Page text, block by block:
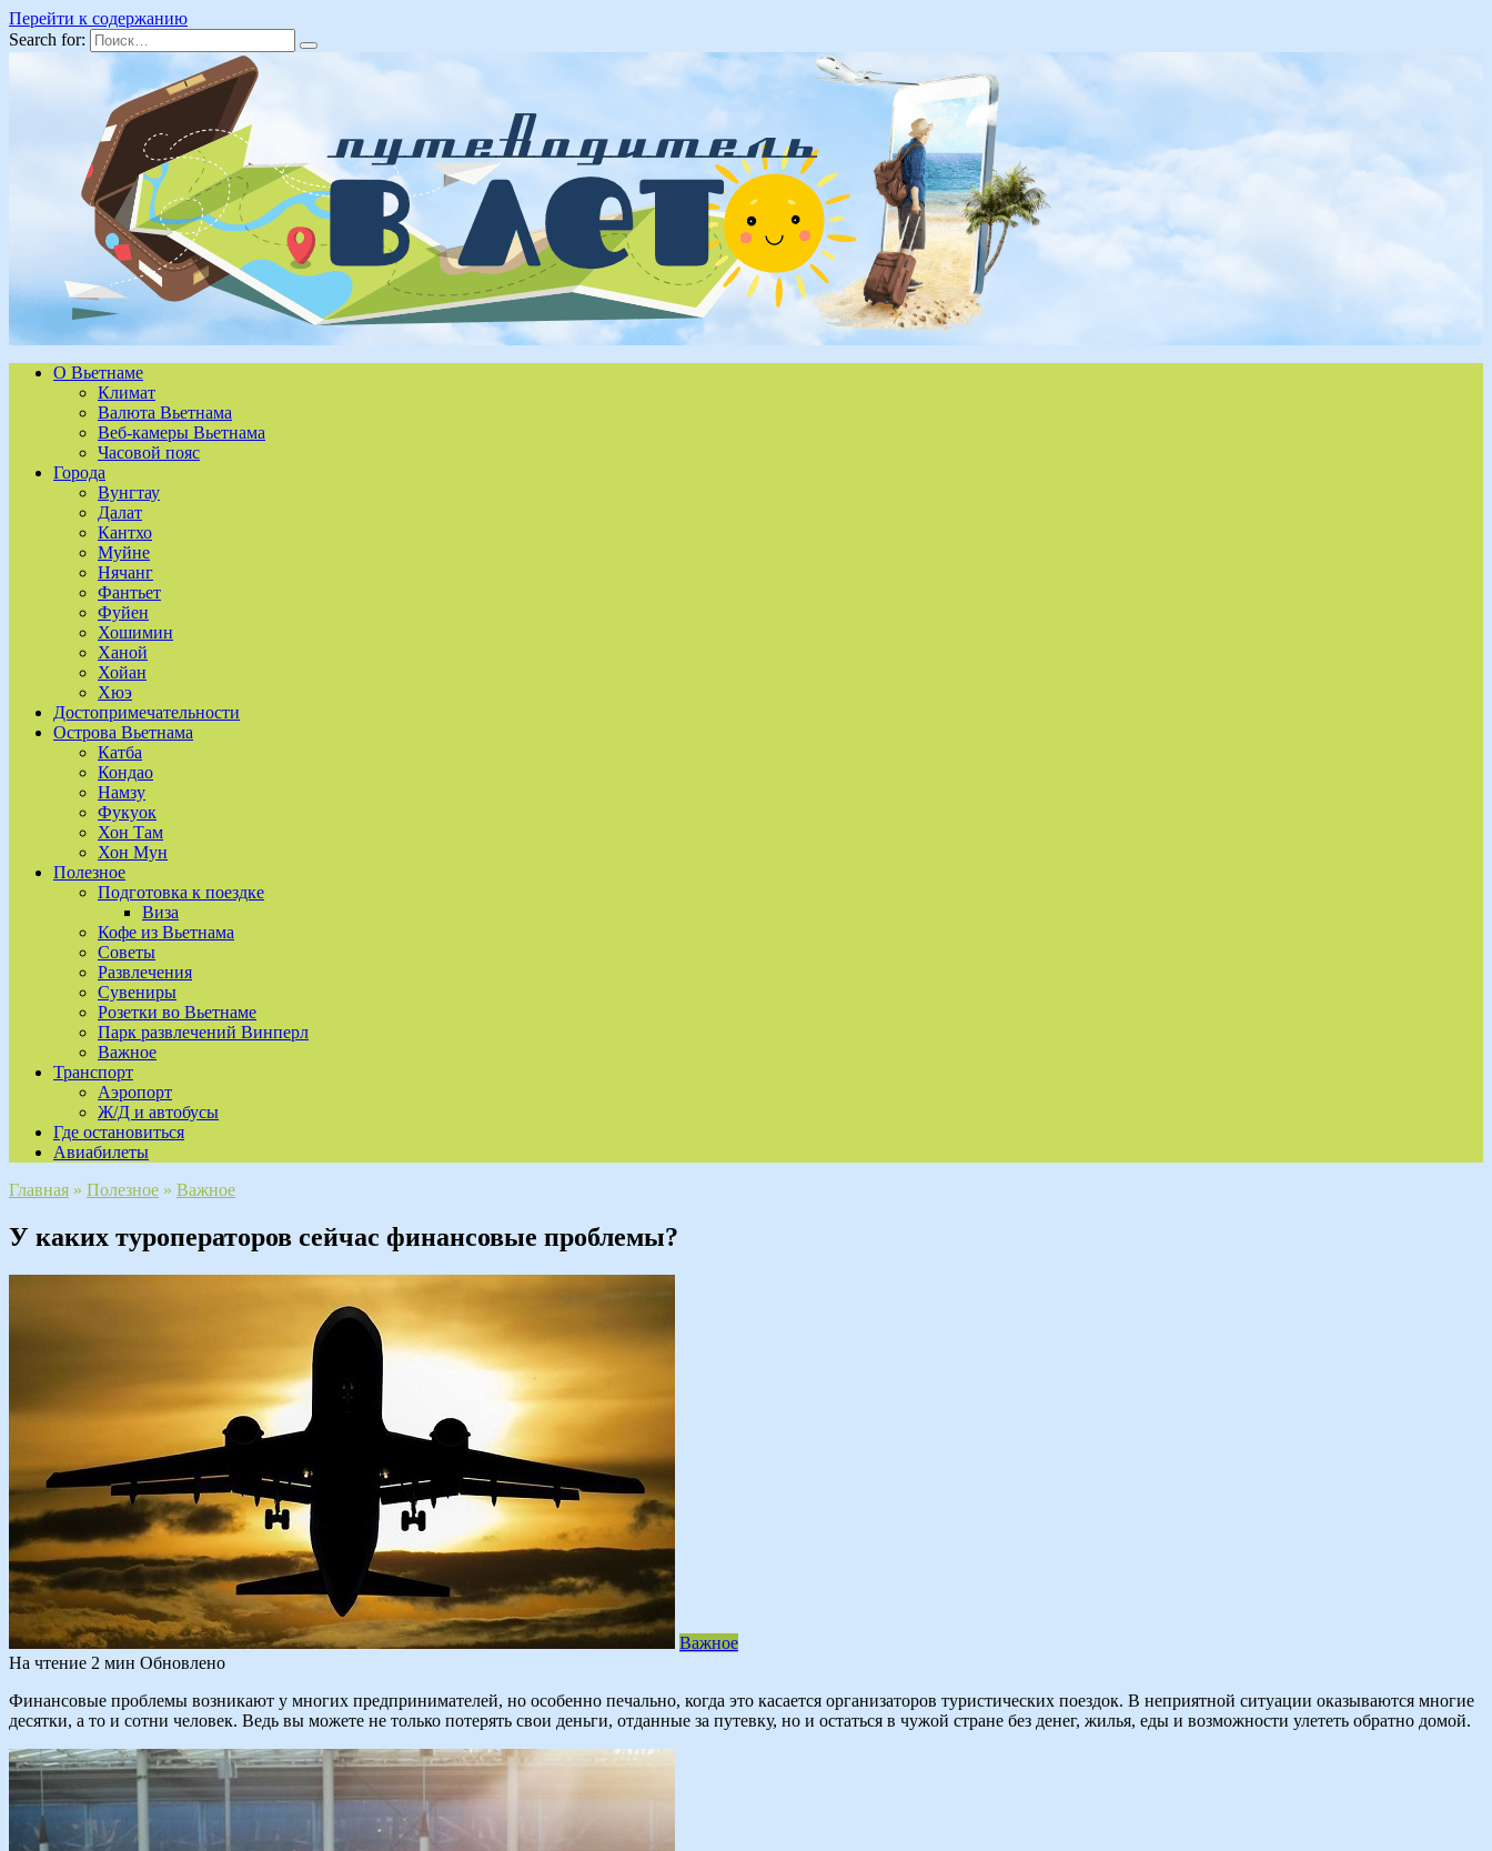
Перейти к содержанию
Search for:
О Вьетнаме
Климат
Валюта Вьетнама
Веб-камеры Вьетнама
Часовой пояс
Города
Вунгтау
Далат
Кантхо
Муйне
Нячанг
Фантьет
Фуйен
Хошимин
Ханой
Хойан
Хюэ
Достопримечательности
Острова Вьетнама
Катба
Кондао
Намзу
Фукуок
Хон Там
Хон Мун
Полезное
Подготовка к поездке
Виза
Кофе из Вьетнама
Советы
Развлечения
Сувениры
Розетки во Вьетнаме
Парк развлечений Винперл
Важное
Транспорт
Аэропорт
Ж/Д и автобусы
Где остановиться
Авиабилеты
Главная » Полезное » Важное
У каких туроператоров сейчас финансовые проблемы?
Важное
На чтение 2 мин Обновлено
Финансовые проблемы возникают у многих предпринимателей, но особенно печально, когда это касается организаторов туристических поездок. В неприятной ситуации оказываются многие
десятки, а то и сотни человек. Ведь вы можете не только потерять свои деньги, отданные за путевку, но и остаться в чужой стране без денег, жилья, еды и возможности улететь обратно домой.